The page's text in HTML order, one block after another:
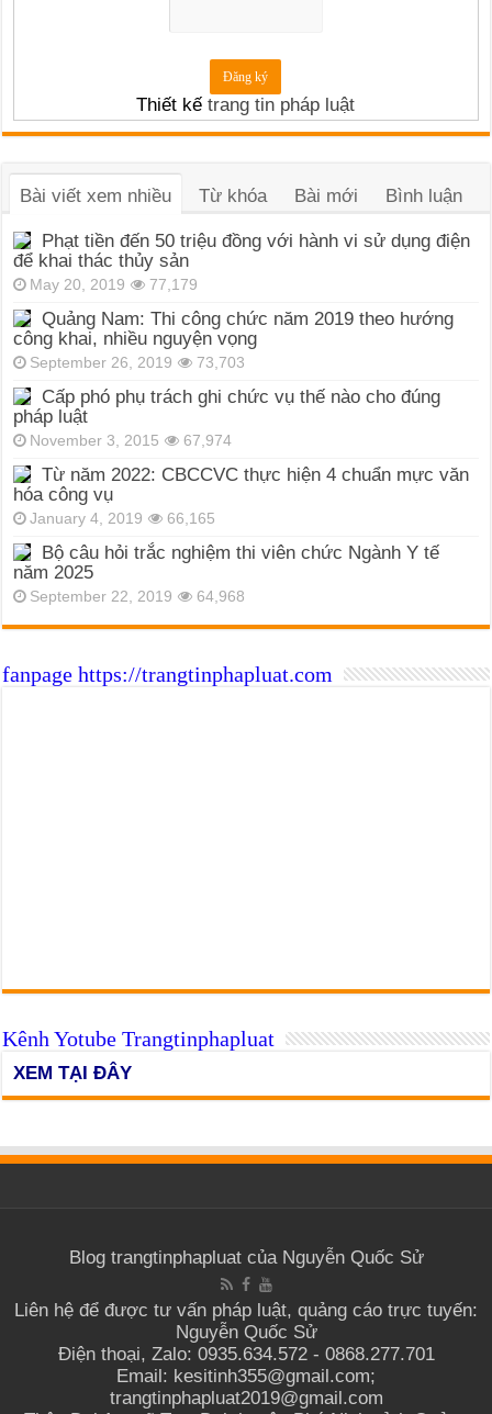
Thiết kếtrang tin pháp luật
Bài viết xem nhiều Từ khóa Bài mới Bình luận
Phạt tiền đến 50 triệu đồng với hành vi sử dụng điện
để khai thác thủy sản
May 20, 2019 77,179
Quảng Nam: Thi công chức năm 2019 theo hướng
công khai, nhiều nguyện vọng
September 26, 2019 73,703
Cấp phó phụ trách ghi chức vụ thế nào cho đúng
pháp luật
November 3, 2015 67,974
Từ năm 2022: CBCCVC thực hiện 4 chuẩn mực văn
hóa công vụ
January 4, 2019 66,165
Bộ câu hỏi trắc nghiệm thi viên chức Ngành Y tế
năm 2025
September 22, 2019 64,968
fanpage https://trangtinphapluat.com
Kênh Yotube Trangtinphapluat
XEM TẠI ĐÂY
Blog trangtinphapluat của Nguyễn Quốc Sử
Liên hệ để được tư vấn pháp luật, quảng cáo trực tuyến:
Nguyễn Quốc Sử
Điện thoại, Zalo: 0935.634.572 - 0868.277.701
Email: kesitinh355@gmail.com;
trangtinphapluat2019@gmail.com